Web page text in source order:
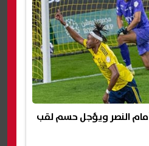
النصر ويؤجل حسم لقب